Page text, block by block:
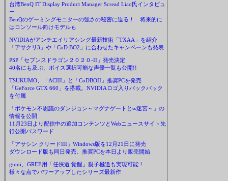
台湾BenQ IT Display Product Manager Scread Liao氏インタビュ
ー
BenQのゲーミングモニターの強さの秘密に迫る！ 将来的に
はコンソール向けモデルも
NVIDIAがアンチエイリアシング最新技術「TXAA」を紹介
「アサクリ3」や「CoD:BO2」に合わせたキャンペーンも発表
PSP「セブンスドラゴン２０２０-II」発売決定
40名にも及ぶ、ボイス選択可能な声優一覧も公開!!
TSUKUMO、「ACIII」と「CoDBOII」推奨PCを発売
「GeForce GTX 660」を搭載。NVIDIAロゴ入りバックパック
を付属
「ポケモン不思議のダンジョン～マグナゲートと∞迷宮～」の
情報を公開
11月23日より配信中の追加コンテンツとWebニュースサイト先
行公開パスワード
「アサシン クリードIII」Windows版を12月21日に発売
ダウンロード版も同日発売。推奨PCを本日より販売開始
gumi、GREE用「任侠道 覚醒」親子極道も実現可能！
様々な点でパワーアップしたシリーズ最新作